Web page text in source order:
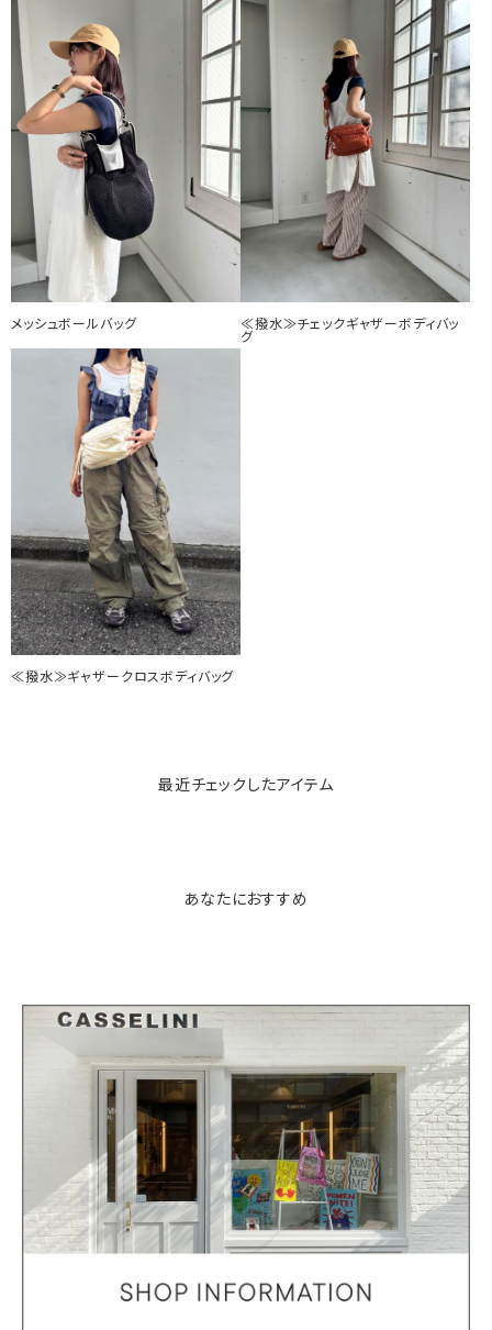
メッシュボールバッグ
≪撥水≫チェックギャザーボディバッ
グ
≪撥水≫ギャザークロスボディバッグ
最近チェックしたアイテム
あなたにおすすめ